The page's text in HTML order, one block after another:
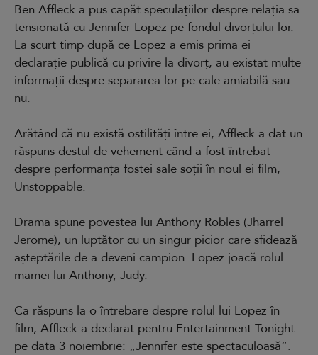
Ben Affleck a pus capăt speculațiilor despre relația sa
tensionată cu Jennifer Lopez pe fondul divorțului lor.
La scurt timp după ce Lopez a emis prima ei
declarație publică cu privire la divorț, au existat multe
informații despre separarea lor pe cale amiabilă sau
nu.
Arătând că nu există ostilități între ei, Affleck a dat un
răspuns destul de vehement când a fost întrebat
despre performanța fostei sale soții în noul ei film,
Unstoppable.
Drama spune povestea lui Anthony Robles (Jharrel
Jerome), un luptător cu un singur picior care sfidează
așteptările de a deveni campion. Lopez joacă rolul
mamei lui Anthony, Judy.
Ca răspuns la o întrebare despre rolul lui Lopez în
film, Affleck a declarat pentru Entertainment Tonight
pe data 3 noiembrie: „Jennifer este spectaculoasă”.